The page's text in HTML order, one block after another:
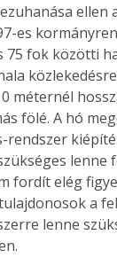
es
75 fok közötti
méternél
fölé. A hó
lenne
fordít elég
a
lenne